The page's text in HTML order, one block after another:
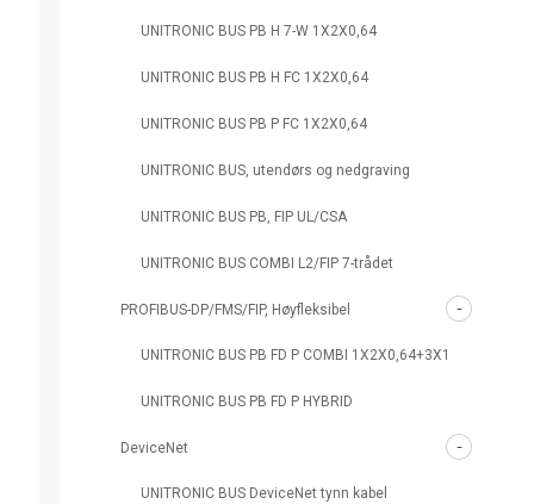
UNITRONIC BUS PB H 7-W 1X2X0,64
UNITRONIC BUS PB H FC 1X2X0,64
UNITRONIC BUS PB P FC 1X2X0,64
UNITRONIC BUS, utendørs og nedgraving
UNITRONIC BUS PB, FIP UL/CSA
UNITRONIC BUS COMBI L2/FIP 7-trådet
PROFIBUS-DP/FMS/FIP, Høyfleksibel
UNITRONIC BUS PB FD P COMBI 1X2X0,64+3X1
UNITRONIC BUS PB FD P HYBRID
DeviceNet
UNITRONIC BUS DeviceNet tynn kabel